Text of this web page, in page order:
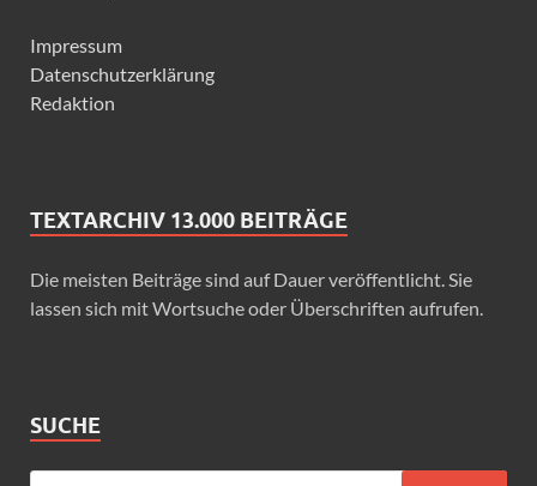
Impressum
Datenschutzerklärung
Redaktion
TEXTARCHIV 13.000 BEITRÄGE
Die meisten Beiträge sind auf Dauer veröffentlicht. Sie
lassen sich mit Wortsuche oder Überschriften aufrufen.
SUCHE